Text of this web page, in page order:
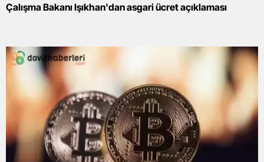
Çalışma Bakanı Işıkhan'dan asgari ücret açıklaması